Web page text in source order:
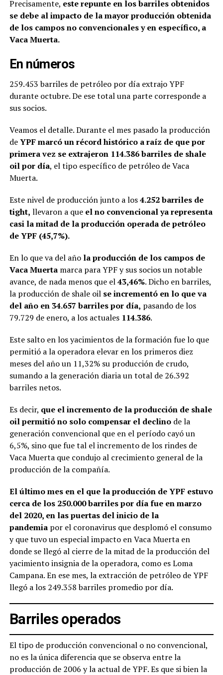
Precisamente, este repunte en los barriles obtenidos
se debe al impacto de la mayor producción obtenida
de los campos no convencionales y en específico, a
Vaca Muerta.
En números
259.453 barriles de petróleo por día extrajo YPF
durante octubre. De ese total una parte corresponde a
sus socios.
Veamos el detalle. Durante el mes pasado la producción
deYPF marcó un récord histórico a raíz de que por
primera vez se extrajeron 114.386 barriles de shale
oil por día, el tipo específico de petróleo de Vaca
Muerta.
Este nivel de producción junto a los4.252 barriles de
tight, llevaron a que el no convencional ya representa
casi la mitad de la producción operada de petróleo
de YPF (45,7%).
En lo que va del añola producción de los campos de
Vaca Muertamarca para YPF y sus socios un notable
avance, de nada menos que el43,46%. Dicho en barriles,
la producción de shale oil se incrementó en lo que va
del año en 34.657 barriles por día, pasando de los
79.729 de enero, a los actuales 114.386.
Este salto en los yacimientos de la formación fue lo que
permitió a la operadora elevar en los primeros diez
meses del año un 11,32% su producción de crudo,
sumando a la generación diaria un total de 26.392
barriles netos.
Es decir, que el incremento de la producción de shale
oil permitió no solo compensar el declinode la
generación convencional que en el período cayó un
6,5%, sino que fue tal el incremento de los rindes de
Vaca Muerta que condujo al crecimiento general de la
producción de la compañía.
El último mes en el que la producción de YPF estuvo
cerca de los 250.000 barriles por día fue en marzo
del 2020, en las puertas del inicio de la
pandemiapor el coronavirus que desplomó el consumo
y que tuvo un especial impacto en Vaca Muerta en
donde se llegó al cierre de la mitad de la producción del
yacimiento insignia de la operadora, como es Loma
Campana. En ese mes, la extracción de petróleo de YPF
llegó a los 249.358 barriles promedio por día.
Barriles operados
El tipo de producción convencional o no convencional,
no es la única diferencia que se observa entre la
producción de 2006 y la actual de YPF. Es que si bien la